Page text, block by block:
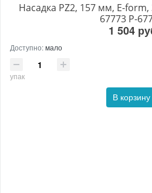
Насадка PZ2, 157 мм, E-form,
67773 P-
1 504
Доступно:мало
упак
В корзину